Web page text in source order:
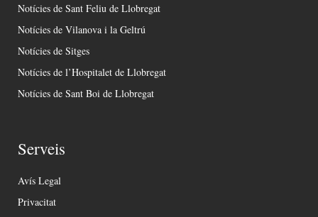
Notícies de Sant Feliu de Llobregat
Notícies de Vilanova i la Geltrú
Notícies de Sitges
Notícies de l’Hospitalet de Llobregat
Notícies de Sant Boi de Llobregat
Serveis
Avís Legal
Privacitat